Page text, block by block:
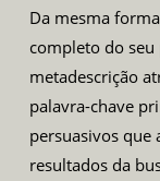
Da mesma
completo do
metadescrição
palavra-chave
persuasivos que
resultados da